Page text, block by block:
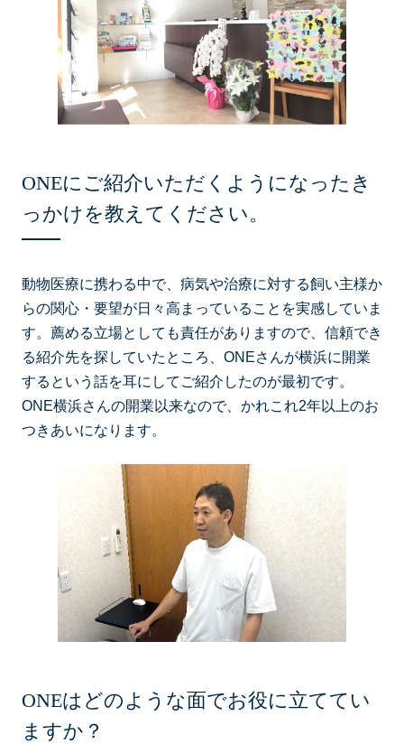
ONEにご紹介いただくようになったき
っかけを教えてください。
動物医療に携わる中で、病気や治療に対する飼い主様か
らの関心・要望が日々高まっていることを実感していま
す。薦める立場としても責任がありますので、信頼でき
る紹介先を探していたところ、ONEさんが横浜に開業
するという話を耳にしてご紹介したのが最初です。
ONE横浜さんの開業以来なので、かれこれ2年以上のお
つきあいになります。
ONEはどのような面でお役に立ててい
ますか？